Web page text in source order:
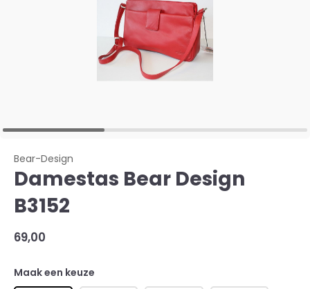
Bear-Design
Damestas Bear Design
B3152
69,00
Maak een keuze